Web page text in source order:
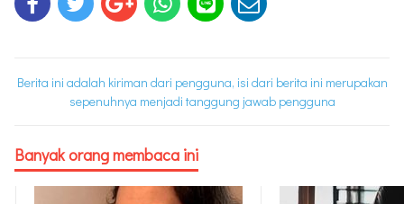
Berita ini adalah kiriman dari pengguna, isi dari berita ini merupakan
sepenuhnya menjadi tanggung jawab pengguna
Banyak orang membaca ini